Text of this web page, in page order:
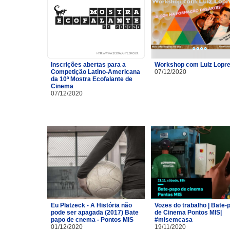
Inscrições abertas para a
Competição Latino-Americana
da 10ª Mostra Ecofalante de
Cinema
07/12/2020
Workshop com Luiz
07/12/2020
Eu Platzeck - A História não
pode ser apagada (2017) Bate
papo de cnema - Pontos MIS
01/12/2020
Vozes do trabalho | Bate-
de Cinema Pontos MIS|
#misemcasa
19/11/2020